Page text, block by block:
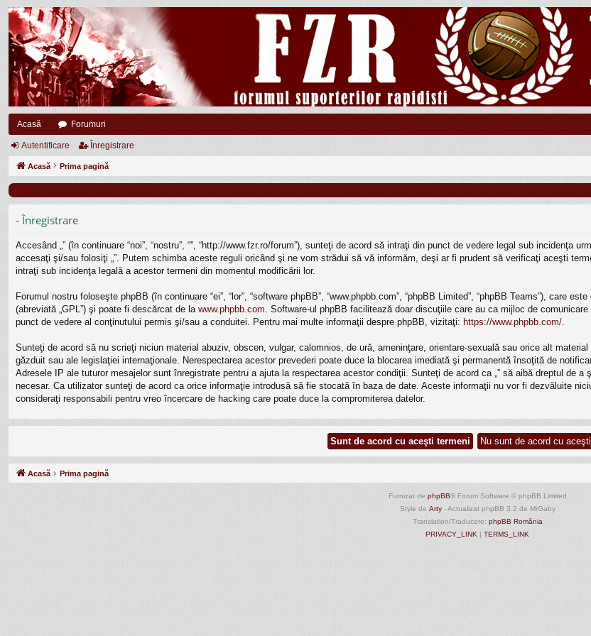
Acasă Forumuri
Autentificare Înregistrare
Acasă Prima pagină
- Înregistrare
Accesând „” (în continuare “noi”, “nostru”, “”, “http://www.fzr.ro/forum”), sunteţi de acord să intraţi din punct de vedere legal sub
accesaţi şi/sau folosiţi „”. Putem schimba aceste reguli oricând şi ne vom strădui să vă informăm, deşi ar fi prudent să verificaţi aceşti
intraţi sub incidenţa legală a acestor termeni din momentul modificării lor.
Forumul nostru foloseşte phpBB (în continuare “ei”, “lor”, “software phpBB”, “www.phpbb.com”, “phpBB Limited”, “phpBB Teams”), care
(abreviată „GPL”) şi poate fi descărcat de la www.phpbb.com. Software-ul phpBB facilitează doar discuţiile care au ca mijloc de
punct de vedere al conţinutului permis şi/sau a conduitei. Pentru mai multe informaţii despre phpBB, vizitaţi: https://www.phpbb.com/.
Sunteţi de acord să nu scrieţi niciun material abuziv, obscen, vulgar, calomnios, de ură, ameninţare, orientare-sexuală sau orice alt
găzduit sau ale legislaţiei internaţionale. Nerespectarea acestor prevederi poate duce la blocarea imediată şi permanentă însoţită de
Adresele IP ale tuturor mesajelor sunt înregistrate pentru a ajuta la respectarea acestor condiţii. Sunteţi de acord ca „” să aibă dreptul de
necesar. Ca utilizator sunteţi de acord ca orice informaţie introdusă să fie stocată în baza de date. Aceste informaţii nu vor fi dezvăluite
consideraţi responsabili pentru vreo încercare de hacking care poate duce la compromiterea datelor.
Acasă Prima pagină
Furnizat de phpBB® Forum Software © phpBB Limited
Style de Arty- Actualizat phpBB 3.2 de MrGaby
Translation/Traducere: phpBB România
PRIVACY_LINK | TERMS_LINK